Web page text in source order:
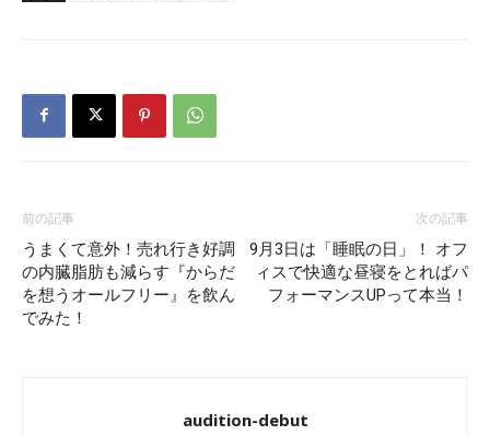
前の記事
うまくて意外！売れ行き好調
の内臓脂肪も減らす『からだ
を想うオールフリー』を飲ん
でみた！
次の記事
9月3日は「睡眠の日」！ オフ
ィスで快適な昼寝をとればパ
フォーマンスUPって本当！
audition-debut